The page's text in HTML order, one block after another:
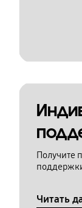
Получите
Читать